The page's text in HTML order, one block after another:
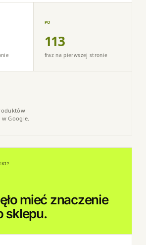
113
fraz na pierwszej stronie
w Google.
mieć znaczenie
sklepu.